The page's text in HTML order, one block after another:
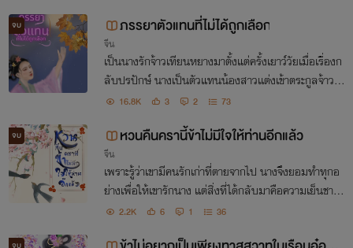
จบ ภรรยาตัวแทนที่ไม่ได้ถูกเลือก
จีน
เป็นนางรักจ้าวเทียนหยางมาตั้งแต่ครั้งเยาว์วัยเมื่อเรื่องก
ลับปรปักษ์ นางเป็นตัวแทนน้องสาวเเต่งเข้าตระกูลจ้าวท
ว่าจ้าวเทียนหยางกับไม่ได้รักนางด้วยซ้ำ เพราะสตรีหนึ่งเ
16.8K 3 2 73
จบ หวนคืนครานี้ข้าไม่มีใจให้ท่านอีกแล้ว
จีน
เพราะรู้ว่าเขามีคนรักเก่าที่ตายจากไป นางจึงยอมทำทุกอ
ย่างเพื่อให้เขารักนาง แต่สิ่งที่ได้กลับมาคือความเย็นชาแ
ละบทลงโทษที่ทำให้นางตายจาก
2.2K 6 1 36